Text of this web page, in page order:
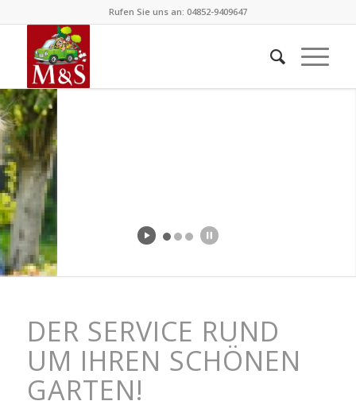
Rufen Sie uns an: 04852-9409647
DER SERVICE RUND
UM IHREN SCHÖNEN
GARTEN!